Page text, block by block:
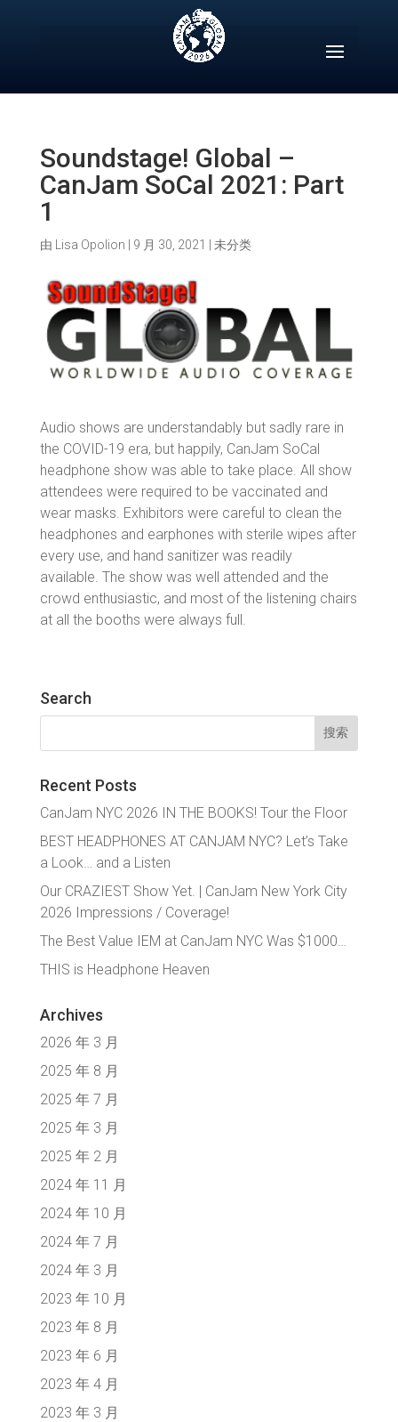
Soundstage! Global –
CanJam SoCal 2021: Part
1
由 Lisa Opolion 9 月 30, 2021 未分类
Audio shows are understandably but sadly rare in
the COVID-19 era, but happily, CanJam SoCal
headphone show was able to take place. All show
attendees were required to be vaccinated and
wear masks. Exhibitors were careful to clean the
headphones and earphones with sterile wipes after
every use, and hand sanitizer was readily
available. The show was well attended and the
crowd enthusiastic, and most of the listening chairs
at all the booths were always full.
Search
搜
Recent Posts
CanJam NYC 2026 IN THE BOOKS! Tour the Floor
BEST HEADPHONES AT CANJAM NYC? Let’s Take
a Look… and a Listen
Our CRAZIEST Show Yet. | CanJam New York City
2026 Impressions / Coverage!
The Best Value IEM at CanJam NYC Was $1000…
THIS is Headphone Heaven
Archives
2026 年 3 月
2025 年 8 月
2025 年 7 月
2025 年 3 月
2025 年 2 月
2024 年 11 月
2024 年 10 月
2024 年 7 月
2024 年 3 月
2023 年 10 月
2023 年 8 月
2023 年 6 月
2023 年 4 月
2023 年 3 月